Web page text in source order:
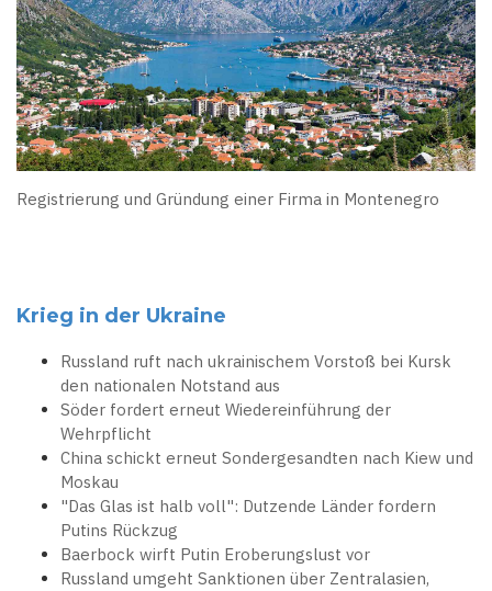
Registrierung und Gründung einer Firma in Montenegro
Krieg in der Ukraine
Russland ruft nach ukrainischem Vorstoß bei Kursk
den nationalen Notstand aus
Söder fordert erneut Wiedereinführung der
Wehrpflicht
China schickt erneut Sondergesandten nach Kiew und
Moskau
"Das Glas ist halb voll": Dutzende Länder fordern
Putins Rückzug
Baerbock wirft Putin Eroberungslust vor
Russland umgeht Sanktionen über Zentralasien,